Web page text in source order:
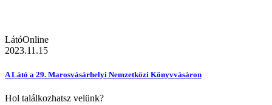
LátóOnline
2023.11.15
A Látó a 29. Marosvásárhelyi Nemzetközi Könyvvásáron
Hol találkozhatsz velünk?